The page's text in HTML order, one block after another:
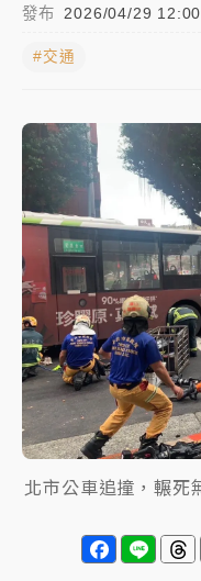
女律師陳昱瑄詐慈濟
旅局回應了
中信慈善基金會想
駁 理由曝光
故宮《龍藏經》特
周六起展出延長至
台東農業處長涉圖
押庭
父親節泡湯了！中
雨熱區曝
發布 2026/04/29 12:00
#交通
北市公車追撞，輾死